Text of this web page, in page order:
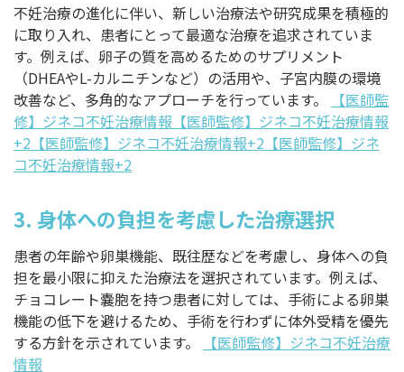
不妊治療の進化に伴い、新しい治療法や研究成果を積極的
に取り入れ、患者にとって最適な治療を追求されていま
す。例えば、卵子の質を高めるためのサプリメント
（DHEAやL-カルニチンなど）の活用や、子宮内膜の環境
改善など、多角的なアプローチを行っています。
【医師監
修】ジネコ不妊治療情報 【医師監修】ジネコ不妊治療情報
+2【医師監修】ジネコ不妊治療情報+2【医師監修】ジネ
コ不妊治療情報+2
3. 身体への負担を考慮した治療選択
患者の年齢や卵巣機能、既往歴などを考慮し、身体への負
担を最小限に抑えた治療法を選択されています。例えば、
チョコレート嚢胞を持つ患者に対しては、手術による卵巣
機能の低下を避けるため、手術を行わずに体外受精を優先
する方針を示されています。
【医師監修】ジネコ不妊治療
情報